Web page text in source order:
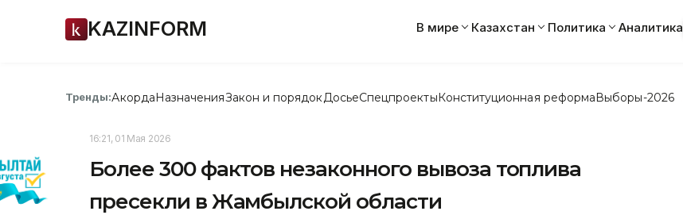
KAZINFORM В мире Казахстан Политика Аналитика
Тренды:АкордаНазначенияЗакон и порядок ДосьеСпецпроектыКонституционная реформаВыборы-2026
16:21, 01 Мая 2026
Более 300 фактов незаконного вывоза топлива
пресекли в Жамбылской области